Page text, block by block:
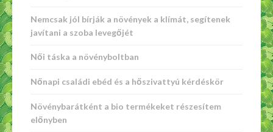
Nemcsak jól bírják a növények a klímát, segítenek
javítani a szoba levegőjét
Női táska a növényboltban
Nőnapi családi ebéd és a hőszivattyú kérdéskör
Növénybarátként a bio termékeket részesítem
előnyben